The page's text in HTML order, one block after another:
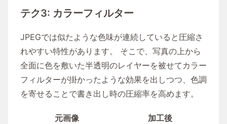
テク3: カラーフィルター
JPEGでは似たような色味が連続していると圧縮さ
れやすい特性があります。 そこで、写真の上から
全面に色を敷いた半透明のレイヤーを被せてカラー
フィルターが掛かったような効果を出しつつ、色調
を寄せることで書き出し時の圧縮率を高めます。
元画像 加工後